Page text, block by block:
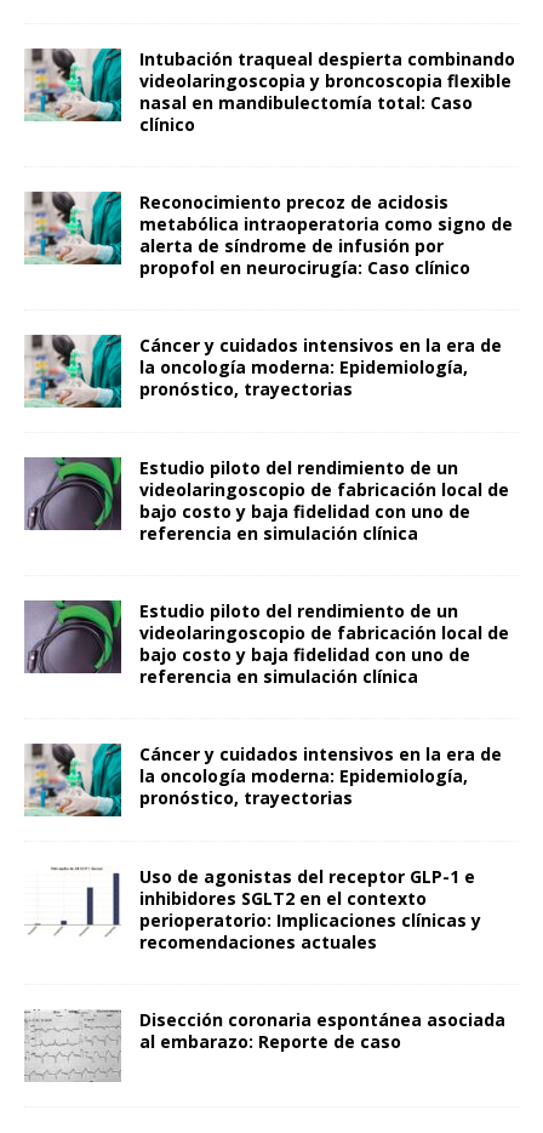
Intubación traqueal despierta combinando
videolaringoscopia y broncoscopia flexible
nasal en mandibulectomía total: Caso
clínico
Reconocimiento precoz de acidosis
metabólica intraoperatoria como signo de
alerta de síndrome de infusión por
propofol en neurocirugía: Caso clínico
Cáncer y cuidados intensivos en la era de
la oncología moderna: Epidemiología,
pronóstico, trayectorias
Estudio piloto del rendimiento de un
videolaringoscopio de fabricación local de
bajo costo y baja fidelidad con uno de
referencia en simulación clínica
Estudio piloto del rendimiento de un
videolaringoscopio de fabricación local de
bajo costo y baja fidelidad con uno de
referencia en simulación clínica
Cáncer y cuidados intensivos en la era de
la oncología moderna: Epidemiología,
pronóstico, trayectorias
Uso de agonistas del receptor GLP-1 e
inhibidores SGLT2 en el contexto
perioperatorio: Implicaciones clínicas y
recomendaciones actuales
Disección coronaria espontánea asociada
al embarazo: Reporte de caso